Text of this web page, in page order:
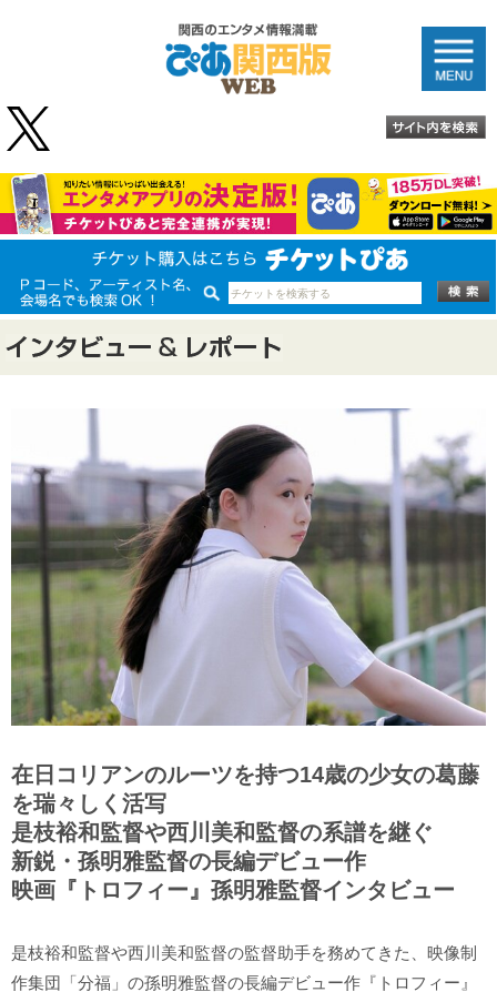
在日コリアンのルーツを持つ14歳の少女の葛藤
を瑞々しく活写
是枝裕和監督や西川美和監督の系譜を継ぐ
新鋭・孫明雅監督の長編デビュー作
映画『トロフィー』孫明雅監督インタビュー
是枝裕和監督や西川美和監督の監督助手を務めてきた、映像制
作集団「分福」の孫明雅監督の長編デビュー作『トロフィー』